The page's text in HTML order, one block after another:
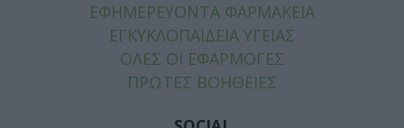
ΕΦΗΜΕΡΕΥΟΝΤΑ ΦΑΡΜΑΚΕΙΑ
ΕΓΚΥΚΛΟΠΑΙΔΕΙΑ ΥΓΕΙΑΣ
ΟΛΕΣ ΟΙ ΕΦΑΡΜΟΓΕΣ
ΠΡΩΤΕΣ ΒΟΗΘΕΙΕΣ